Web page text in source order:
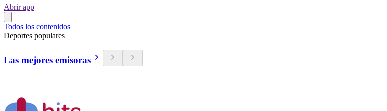
Abrir app
Todos los contenidos
Deportes populares
Las mejores emisoras